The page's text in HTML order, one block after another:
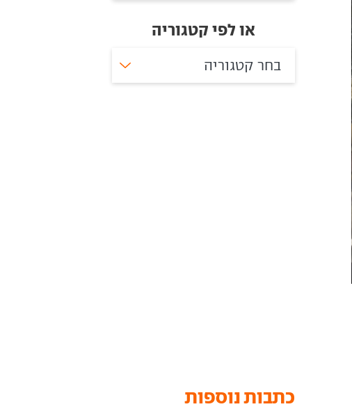
או לפי קטגוריה
בחר קטגוריה
כתבות נוספות